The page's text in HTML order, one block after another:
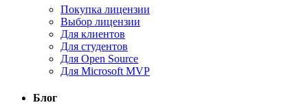
Покупка лицензии
Выбор лицензии
Для клиентов
Для студентов
Для Open Source
Для Microsoft MVP
Блог